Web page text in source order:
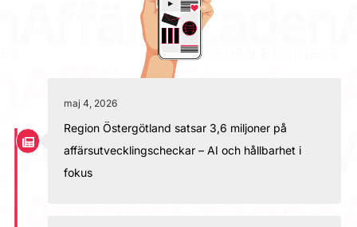
maj 4, 2026
Region Östergötland satsar 3,6 miljoner på
affärsutvecklingscheckar – AI och hållbarhet i
fokus